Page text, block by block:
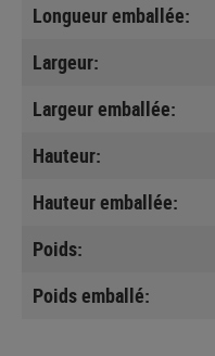
Longueur emballée:
Largeur:
Largeur emballée:
Hauteur:
Hauteur emballée:
Poids:
Poids emballé: